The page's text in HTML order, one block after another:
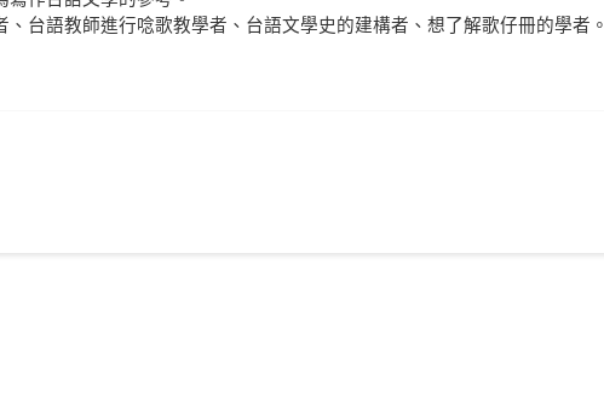
台語教師進行唸歌教學者、台語文學史的建構者、想了解歌仔冊的學者。